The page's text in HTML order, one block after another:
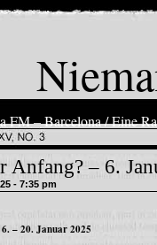
FM – Barcelona / Eine
Anfang? – 6.
- 7:35 pm
– 20. Januar 2025